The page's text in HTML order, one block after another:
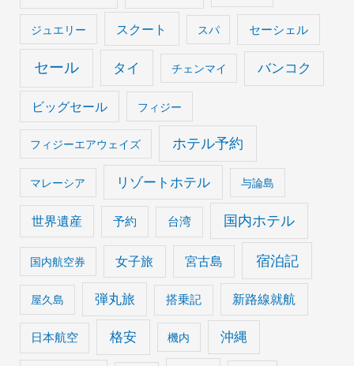
ジュエリー スクート スパ セーシェル
セール タイ チェンマイ バンコク
ビッグセール フィジー
フィジーエアウェイズ ホテル予約
マレーシア リゾートホテル 与論島
世界遺産 予約 台湾 国内ホテル
国内航空券 女子旅 宮古島 宿泊記
屋久島 弾丸旅 搭乗記 新路線就航
日本航空 格安 機内 沖縄